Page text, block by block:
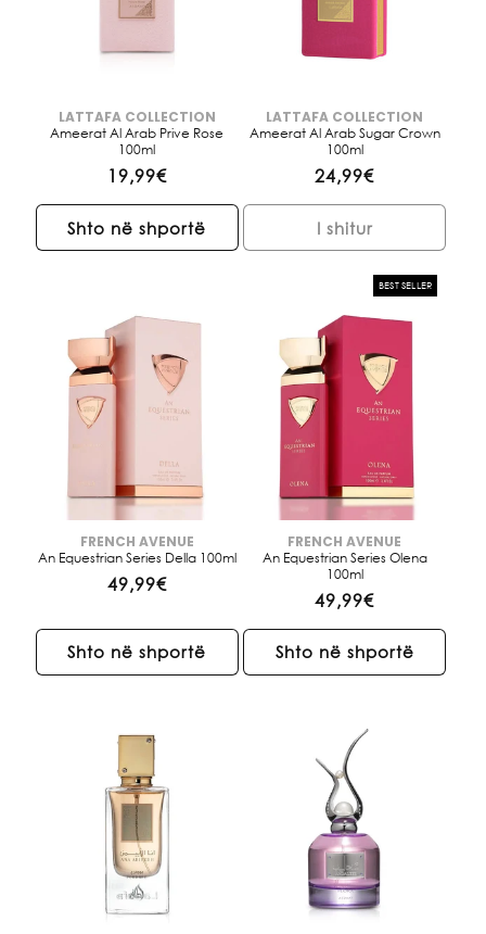
Brendi:
LATTAFA COLLECTION
Ameerat Al Arab Prive Rose
100ml
Çmimi
i
rregullt
19,99€
Shto në shportë
Brendi:
LATTAFA COLLECTION
Ameerat Al Arab Sugar Crown
100ml
Çmimi
i
rregullt
24,99€
I shitur
Brendi:
FRENCH AVENUE
An Equestrian Series Della 100ml
Çmimi
rregullt
49,99€
Shto në shportë
BEST SELLER
Brendi:
FRENCH AVENUE
An Equestrian Series Olena
100ml
Çmimi
i
rregullt
49,99€
Shto në shportë